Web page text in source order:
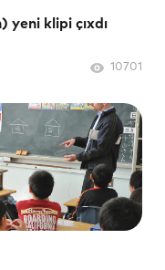
yeni klipi çıxdı
10701